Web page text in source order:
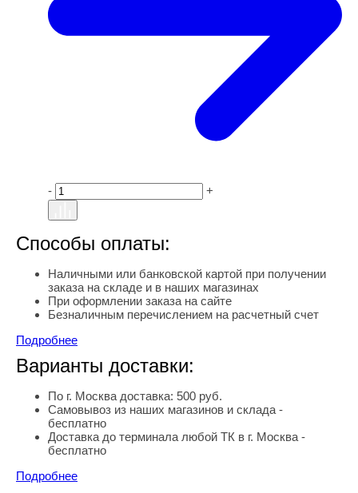
- +
Способы оплаты:
Наличными или банковской картой при получении
заказа на складе и в наших магазинах
При оформлении заказа на сайте
Безналичным перечислением на расчетный счет
Подробнее
Варианты доставки:
По г. Москва доставка: 500 руб.
Самовывоз из наших магазинов и склада -
бесплатно
Доставка до терминала любой ТК в г. Москва -
бесплатно
Подробнее